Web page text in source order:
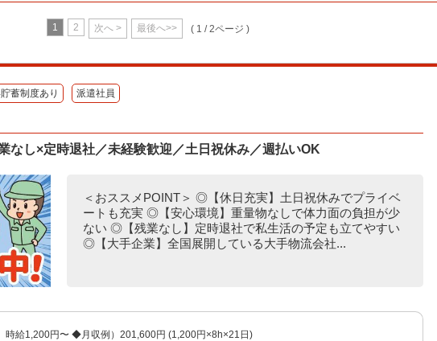
1 2 次へ > 最後へ>> ( 1 / 2ページ )
蓄制度あり 派遣社員
なし×定時退社／未経験歓迎／土日祝休み／週払いOK
＜おススメPOINT＞ ◎【休日充実】土日祝休みでプライベ
ートも充実 ◎【安心環境】重量物なしで体力面の負担が少
ない ◎【残業なし】定時退社で私生活の予定も立てやすい
◎【大手企業】全国展開している大手物流会社...
時給1,200円〜 ◆月収例）201,600円 (1,200円×8h×21日)